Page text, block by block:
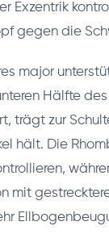
Exzentrik
gegen die
major
Hälfte
trägt zur
hält. Die
mit